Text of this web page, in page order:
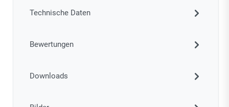
Technische Daten
Bewertungen
Downloads